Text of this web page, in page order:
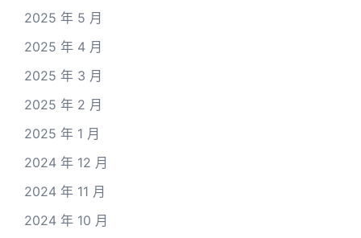
2025 年 5 月
2025 年 4 月
2025 年 3 月
2025 年 2 月
2025 年 1 月
2024 年 12 月
2024 年 11 月
2024 年 10 月